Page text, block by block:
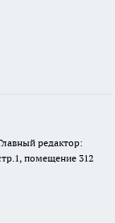
редактор:
помещение 312